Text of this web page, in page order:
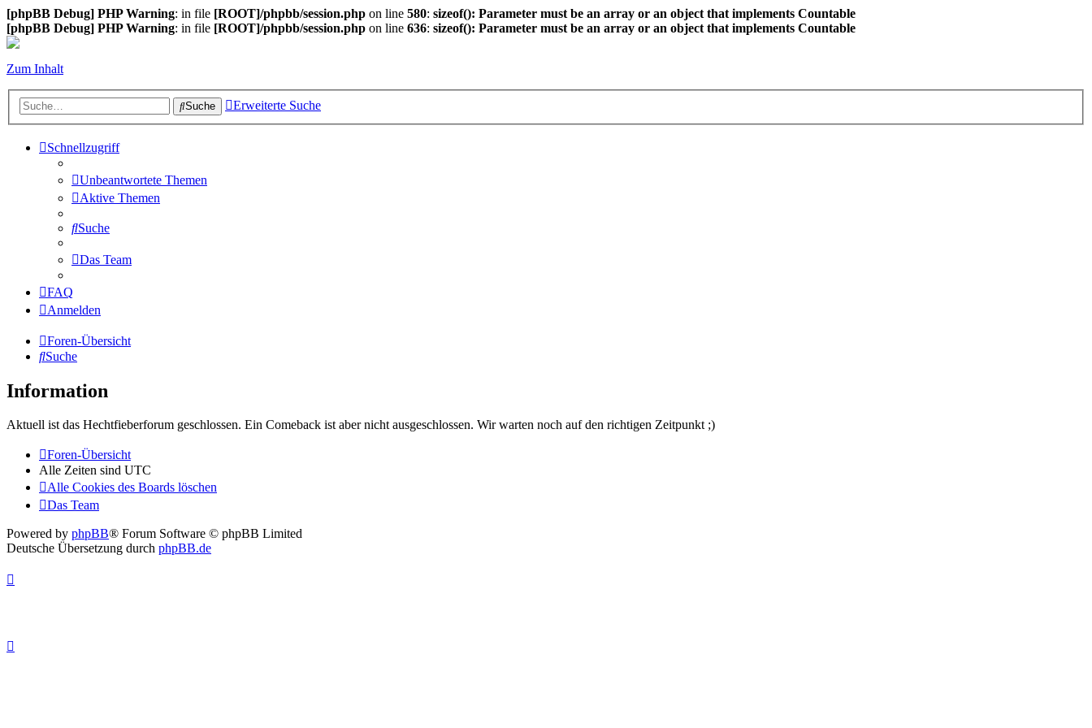
[phpBB Debug] PHP Warning: in file [ROOT]/phpbb/session.php on line 580: sizeof(): Parameter must be an array or an object that implements Countable
[phpBB Debug] PHP Warning: in file [ROOT]/phpbb/session.php on line 636: sizeof(): Parameter must be an array or an object that implements Countable
Zum Inhalt
Suche Erweiterte Suche
Schnellzugriff
Unbeantwortete Themen
Aktive Themen
Suche
Das Team
FAQ
Anmelden
Foren-Übersicht
Suche
Information
Aktuell ist das Hechtfieberforum geschlossen. Ein Comeback ist aber nicht ausgeschlossen. Wir warten noch auf den richtigen Zeitpunkt ;)
Foren-Übersicht
Alle Zeiten sind UTC
Alle Cookies des Boards löschen
Das Team
Powered by phpBB® Forum Software © phpBB Limited
Deutsche Übersetzung durch phpBB.de